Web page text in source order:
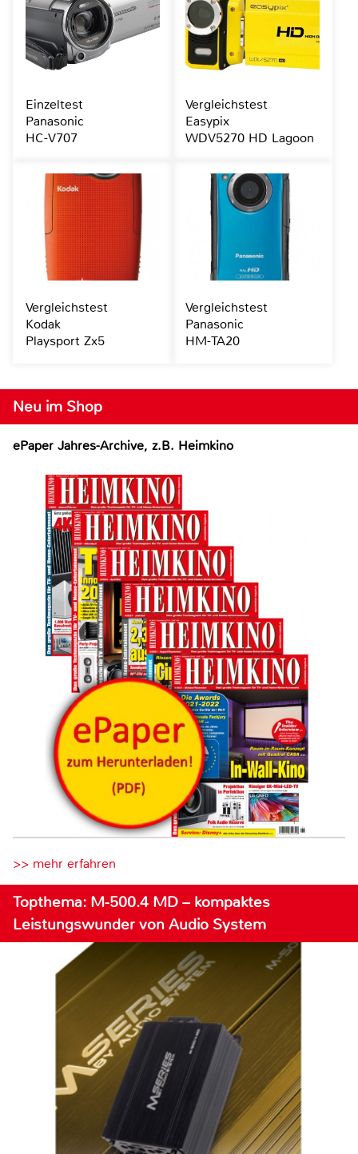
Neu im Shop
ePaper Jahres-Archive, z.B. Heimkino
>> mehr erfahren
Topthema: M-500.4 MD – kompaktes
Leistungswunder von Audio System
Einzeltest
Panasonic
HC-V707
Vergleichstest
Easypix
WDV5270 HD Lagoon
Vergleichstest
Kodak
Playsport Zx5
Vergleichstest
Panasonic
HM-TA20